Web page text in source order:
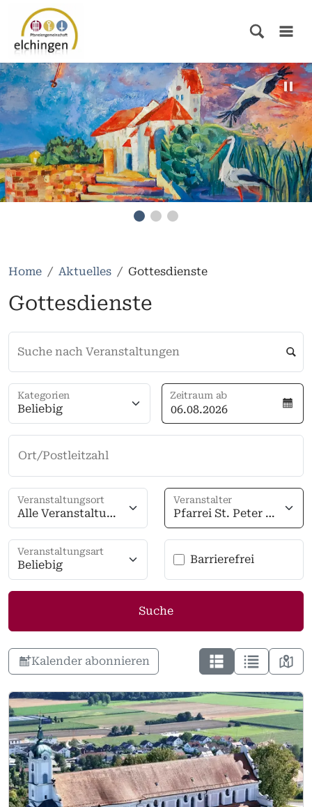
Home Aktuelles Gottesdienste
Gottesdienste
Suche nach Veranstaltungen
Beliebig
Kategorien Zeitraum ab
Suche
Ort/Postleitzahl
Alle Veranstaltung
sorte
Veranstaltungsort
Pfarrei St. Peter u
nd Paul Oberelchi
ngen
Veranstalter
Beliebig
Veranstaltungsart
Barrierefrei
Kalender abonnieren